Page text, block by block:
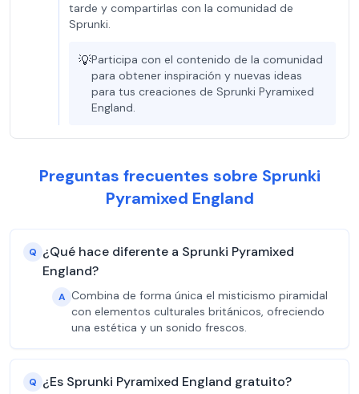
tarde y compartirlas con la comunidad de
Sprunki.
💡Participa con el contenido de la comunidad
para obtener inspiración y nuevas ideas
para tus creaciones de Sprunki Pyramixed
England.
Preguntas frecuentes sobre Sprunki
Pyramixed England
Q ¿Qué hace diferente a Sprunki Pyramixed
England?
A Combina de forma única el misticismo piramidal
con elementos culturales británicos, ofreciendo
una estética y un sonido frescos.
Q ¿Es Sprunki Pyramixed England gratuito?